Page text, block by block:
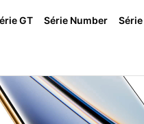
GT Série Number Série